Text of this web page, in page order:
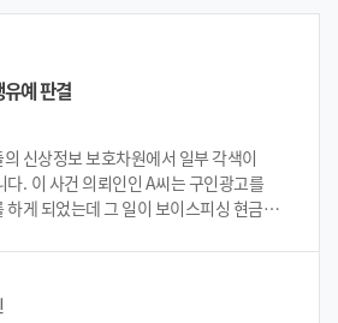
예 판결
신상정보 보호차원에서 일부 각색이
광고를
게 되었는데 그 일이 보이스피싱 현금
하게 되었는데 범죄에 휘말려서 사기로
입히는 보이스피싱 범죄는 그 사회적